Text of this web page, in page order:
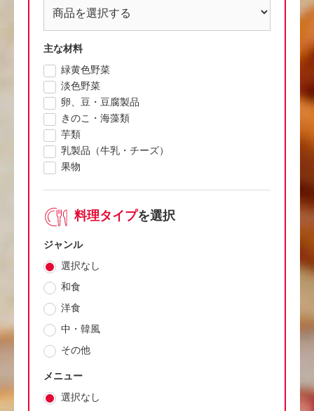
主な材料
緑黄色野菜
淡色野菜
卵、豆・豆腐製品
きのこ・海藻類
芋類
乳製品（牛乳・チーズ）
果物
料理タイプを選択
ジャンル
選択なし
和食
洋食
中・韓風
その他
メニュー
選択なし